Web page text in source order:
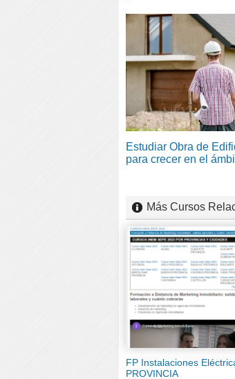
Estudiar Obra de
para crecer en el
Más Cursos
FP Instalaciones
PROVINCIA